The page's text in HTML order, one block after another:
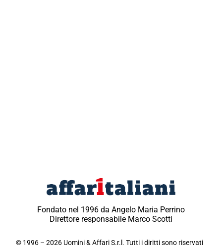
Fondato nel 1996 da Angelo Maria Perrino
Direttore responsabile Marco Scotti
© 1996 – 2026 Uomini & Affari S.r.l. Tutti i diritti sono riservati